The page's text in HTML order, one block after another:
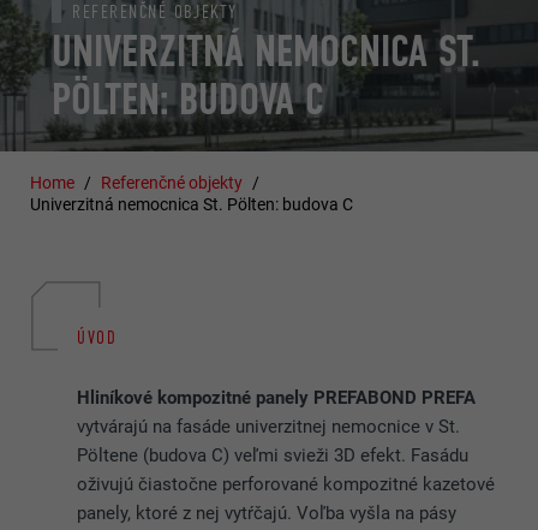
UNIVERZITNÁ NEMOCNICA ST.
PÖLTEN: BUDOVA C
REFERENČNÉ OBJEKTY
Home
Referenčné objekty
Univerzitná nemocnica St. Pölten: budova C
ÚVOD
Hliníkové kompozitné panely PREFABOND PREFA
vytvárajú na fasáde univerzitnej nemocnice v St.
Pöltene (budova C) veľmi svieži 3D efekt. Fasádu
oživujú čiastočne perforované kompozitné kazetové
panely, ktoré z nej vytŕčajú. Voľba vyšla na pásy